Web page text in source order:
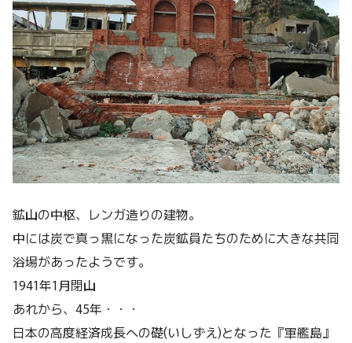
鉱山の中枢、レンガ造りの建物。
中には炭で真っ黒になった炭鉱員たちのために大きな共同
浴場があったようです。
1941年1月閉山
あれから、45年・・・
日本の高度経済成長への礎(いしずえ)となった『軍艦島』